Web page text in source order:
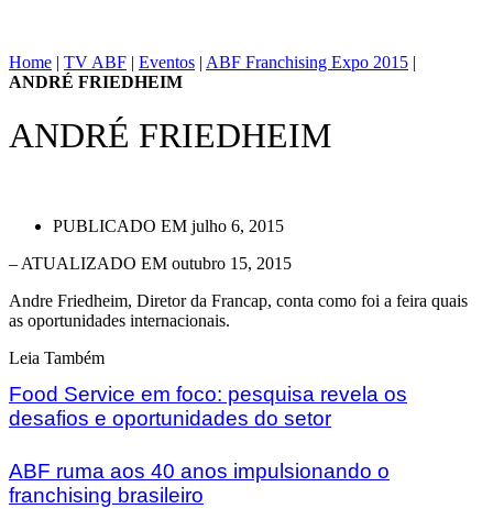
Home | TV ABF | Eventos | ABF Franchising Expo 2015 |
ANDRÉ FRIEDHEIM
ANDRÉ FRIEDHEIM
PUBLICADO EM julho 6, 2015
– ATUALIZADO EM outubro 15, 2015
Andre Friedheim, Diretor da Francap, conta como foi a feira quais
as oportunidades internacionais.
Leia Também
Food Service em foco: pesquisa revela os
desafios e oportunidades do setor
ABF ruma aos 40 anos impulsionando o
franchising brasileiro